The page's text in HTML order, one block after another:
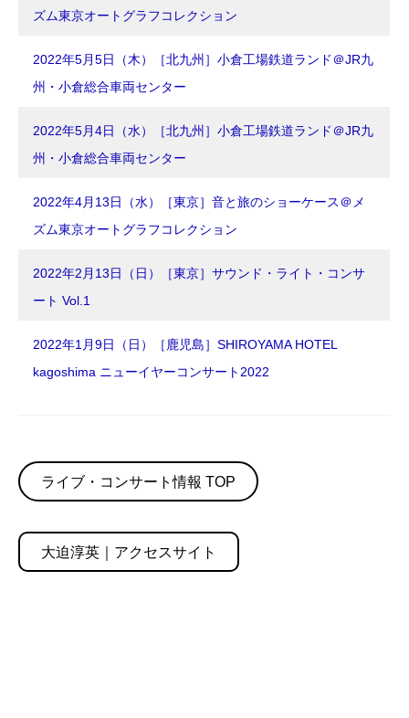
ズム東京オートグラフコレクション
2022年5月5日（木）［北九州］小倉工場鉄道ランド＠JR九
州・小倉総合車両センター
2022年5月4日（水）［北九州］小倉工場鉄道ランド＠JR九
州・小倉総合車両センター
2022年4月13日（水）［東京］音と旅のショーケース＠メ
ズム東京オートグラフコレクション
2022年2月13日（日）［東京］サウンド・ライト・コンサ
ート Vol .1
2022年1月9日（日）［鹿児島］SHIROYAMA HOTEL
kagoshima ニューイヤーコンサート2022
ライブ・コンサート情報 TOP
大迫淳英｜アクセスサイト